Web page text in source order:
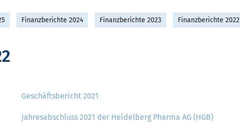
Finanzberichte 2024 Finanzberichte 2023 Finanzberichte 2022
Geschäftsbericht 2021
Jahresabschluss 2021 der Heidelberg Pharma AG (HGB)